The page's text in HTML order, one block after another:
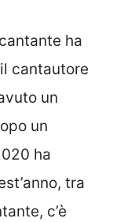
ha
cantautore
un
un
ha
tra
c’è